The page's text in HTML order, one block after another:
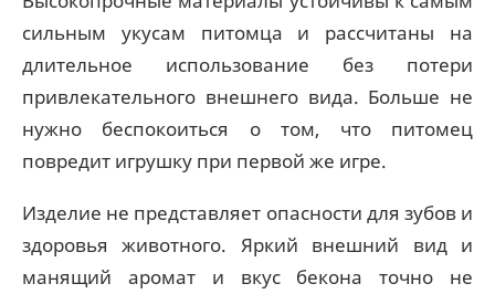
сильным укусам питомца и рассчитаны на
длительное использование без потери
привлекательного внешнего вида. Больше не
нужно беспокоиться о том, что питомец
повредит игрушку при первой же игре.
Изделие не представляет опасности для зубов и
здоровья животного. Яркий внешний вид и
манящий аромат и вкус бекона точно не